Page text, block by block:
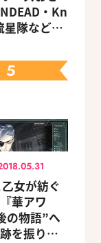
・Kn
隊など、
5
女が紡ぐ
華アワ
の物語”へ
を振り返